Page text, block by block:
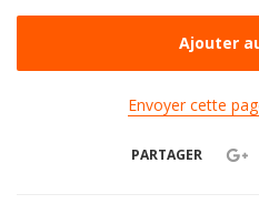
Envoyer cette
PARTAGER